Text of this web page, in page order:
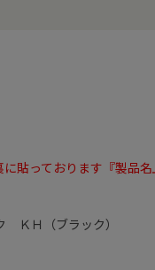
貼っております『製品
ク ＫＨ（ブラック）